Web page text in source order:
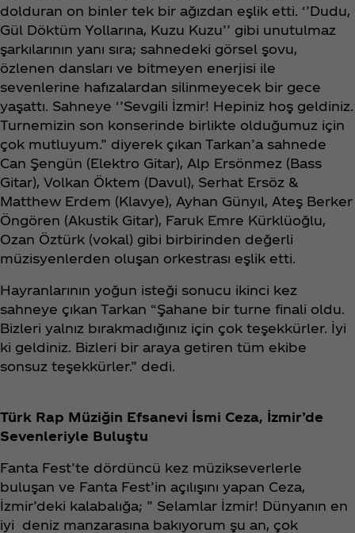
dolduran on binler tek bir ağızdan eşlik etti. ‘’Dudu,
Gül Döktüm Yollarına, Kuzu Kuzu’’ gibi unutulmaz
şarkılarının yanı sıra; sahnedeki görsel şovu,
özlenen dansları ve bitmeyen enerjisi ile
sevenlerine hafızalardan silinmeyecek bir gece
yaşattı. Sahneye ‘’Sevgili İzmir! Hepiniz hoş geldiniz.
Turnemizin son konserinde birlikte olduğumuz için
çok mutluyum.” diyerek çıkan Tarkan’a sahnede
Can Şengün (Elektro Gitar), Alp Ersönmez (Bass
Gitar), Volkan Öktem (Davul), Serhat Ersöz &
Matthew Erdem (Klavye), Ayhan Günyıl, Ateş Berker
Öngören (Akustik Gitar), Faruk Emre Kürklüoğlu,
Ozan Öztürk (vokal) gibi birbirinden değerli
müzisyenlerden oluşan orkestrası eşlik etti.
Hayranlarının yoğun isteği sonucu ikinci kez
sahneye çıkan Tarkan “Şahane bir turne finali oldu.
Bizleri yalnız bırakmadığınız için çok teşekkürler. İyi
ki geldiniz. Bizleri bir araya getiren tüm ekibe
sonsuz teşekkürler.” dedi.
Türk Rap Müziğin Efsanevi İsmi Ceza, İzmir’de
Sevenleriyle Buluştu
Fanta Fest’te dördüncü kez müzikseverlerle
buluşan ve Fanta Fest’in açılışını yapan Ceza,
İzmir’deki kalabalığa; ” Selamlar İzmir! Dünyanın en
iyi deniz manzarasına bakıyorum şu an, çok